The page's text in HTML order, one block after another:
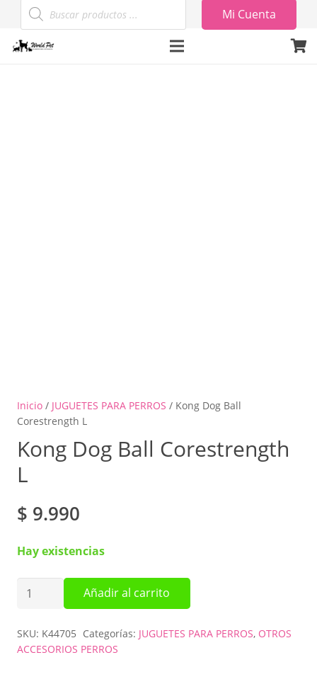
Búsqueda
de
productos
Mi Cuenta
Inicio / JUGUETES PARA PERROS / Kong Dog Ball
Corestrength L
Kong Dog Ball Corestrength
L
$ 9.990
Hay existencias
Kong
Ball
Corestrength
Añadir al carrito
SKU: K44705 Categorías: JUGUETES PARA PERROS, OTROS
ACCESORIOS PERROS